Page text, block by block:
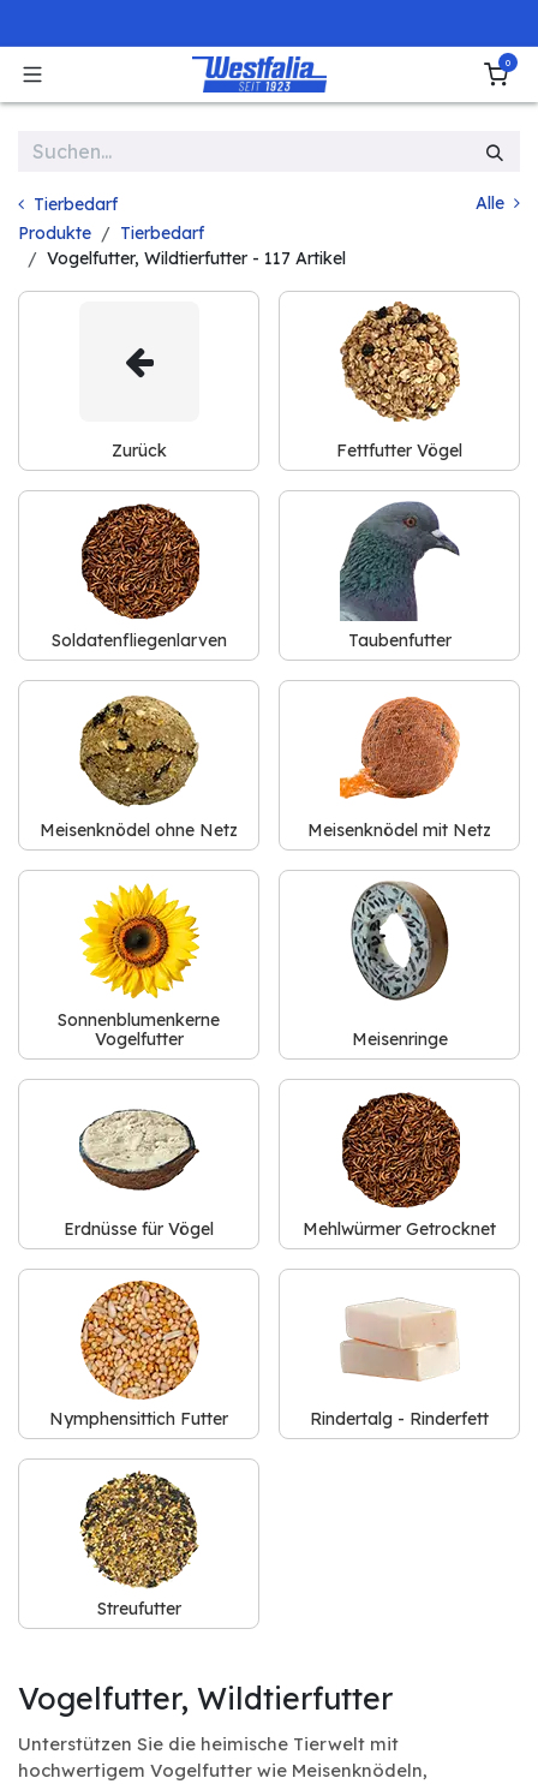
0
Tierbedarf
Alle
Produkte
Tierbedarf
Vogelfutter, Wildtierfutter - 117 Artikel
Zurück Fettfutter Vögel
Soldatenfliegenlarven Taubenfutter
Meisenknödel ohne Netz Meisenknödel mit Netz
Sonnenblumenkerne
Vogelfutter
Meisenringe
Erdnüsse für Vögel Mehlwürmer Getrocknet
Nymphensittich Futter Rindertalg - Rinderfett
Streufutter
Vogelfutter, Wildtierfutter
Unterstützen Sie die heimische Tierwelt mit
hochwertigem Vogelfutter wie Meisenknödeln,